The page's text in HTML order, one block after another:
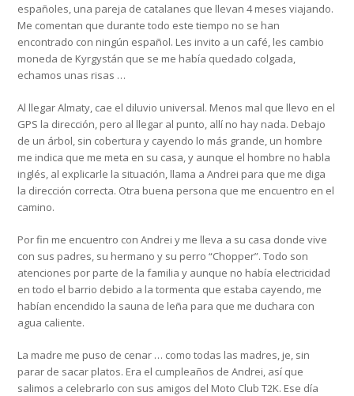
españoles, una pareja de catalanes que llevan 4 meses viajando.
Me comentan que durante todo este tiempo no se han
encontrado con ningún español. Les invito a un café, les cambio
moneda de Kyrgystán que se me había quedado colgada,
echamos unas risas …
Al llegar Almaty, cae el diluvio universal. Menos mal que llevo en el
GPS la dirección, pero al llegar al punto, allí no hay nada. Debajo
de un árbol, sin cobertura y cayendo lo más grande, un hombre
me indica que me meta en su casa, y aunque el hombre no habla
inglés, al explicarle la situación, llama a Andrei para que me diga
la dirección correcta. Otra buena persona que me encuentro en el
camino.
Por fin me encuentro con Andrei y me lleva a su casa donde vive
con sus padres, su hermano y su perro “Chopper”. Todo son
atenciones por parte de la familia y aunque no había electricidad
en todo el barrio debido a la tormenta que estaba cayendo, me
habían encendido la sauna de leña para que me duchara con
agua caliente.
La madre me puso de cenar … como todas las madres, je, sin
parar de sacar platos. Era el cumpleaños de Andrei, así que
salimos a celebrarlo con sus amigos del Moto Club T2K. Ese día